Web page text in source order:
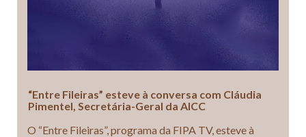
“Entre Fileiras” esteve à conversa com Cláudia
Pimentel, Secretária-Geral da AICC
O “Entre Fileiras”, programa da FIPA TV, esteve à